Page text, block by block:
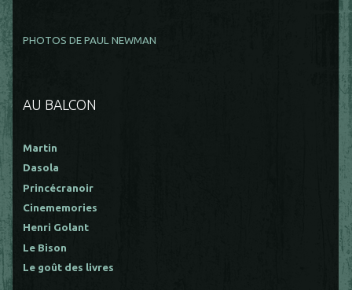
PHOTOS DE PAUL NEWMAN
AU BALCON
Martin
Dasola
Princécranoir
Cinememories
Henri Golant
Le Bison
Le goût des livres